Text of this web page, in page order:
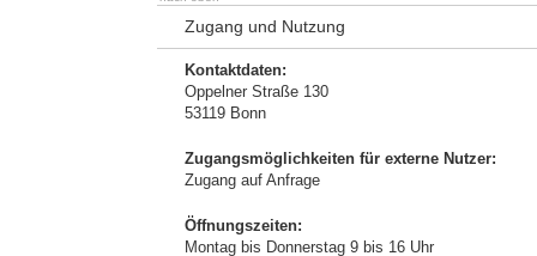
Zugang und Nutzung
Kontaktdaten:
Oppelner Straße 130
53119 Bonn
Zugangsmöglichkeiten für externe Nutzer:
Zugang auf Anfrage
Öffnungszeiten:
Montag bis Donnerstag 9 bis 16 Uhr